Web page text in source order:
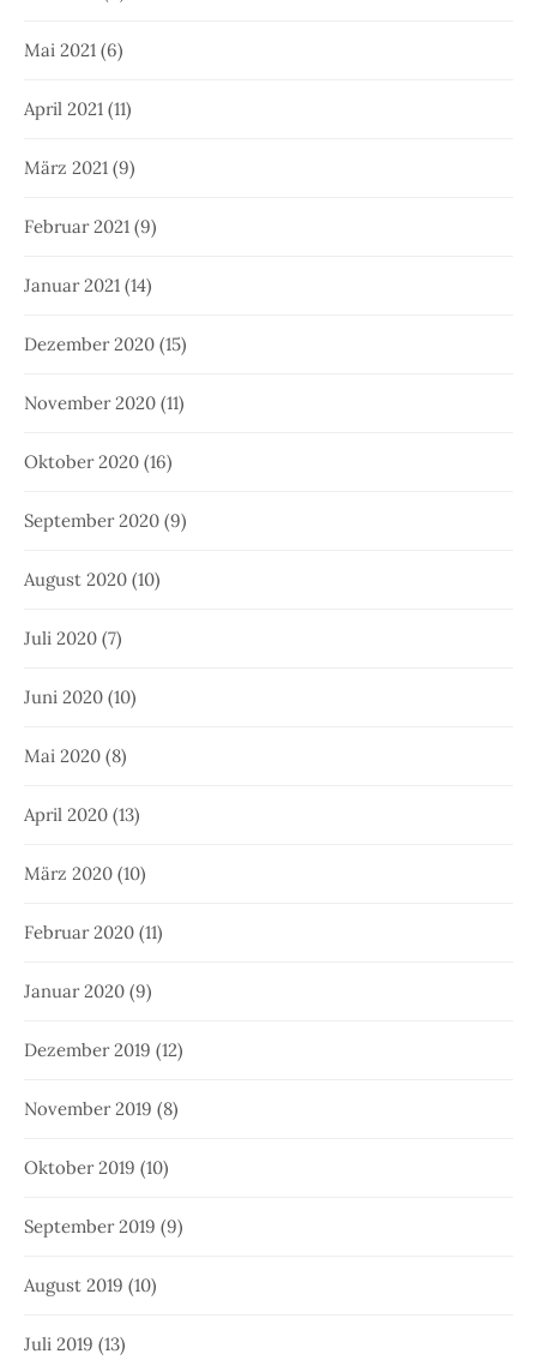
Mai 2021 (6)
April 2021 (11)
März 2021 (9)
Februar 2021 (9)
Januar 2021 (14)
Dezember 2020 (15)
November 2020 (11)
Oktober 2020 (16)
September 2020 (9)
August 2020 (10)
Juli 2020 (7)
Juni 2020 (10)
Mai 2020 (8)
April 2020 (13)
März 2020 (10)
Februar 2020 (11)
Januar 2020 (9)
Dezember 2019 (12)
November 2019 (8)
Oktober 2019 (10)
September 2019 (9)
August 2019 (10)
Juli 2019 (13)